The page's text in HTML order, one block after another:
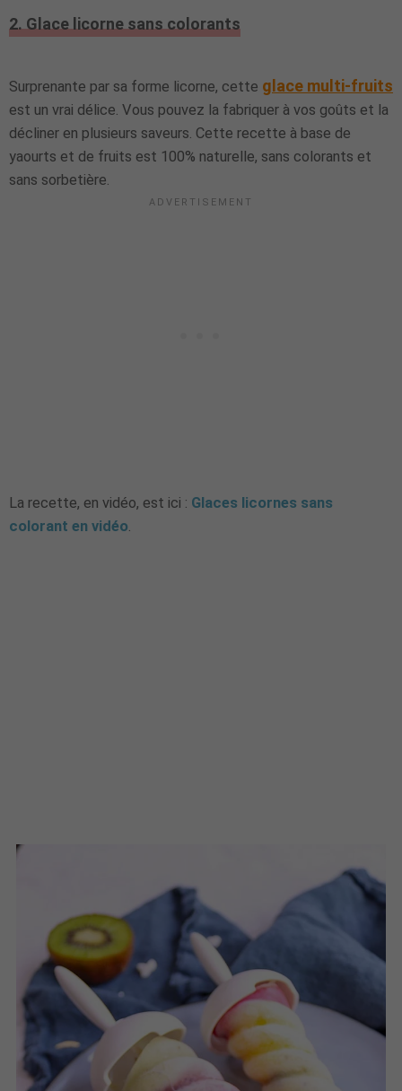
2. Glace licorne sans colorants
Surprenante par sa forme licorne, cette glace multi-fruits
est un vrai délice. Vous pouvez la fabriquer à vos goûts et la
décliner en plusieurs saveurs. Cette recette à base de
yaourts et de fruits est 100% naturelle, sans colorants et
sans sorbetière.
La recette, en vidéo, est ici : Glaces licornes sans
colorant en vidéo